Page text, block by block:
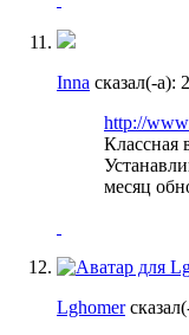
Inna сказал(-а):
http://
Классная
месяц
Lghomer